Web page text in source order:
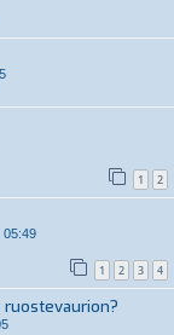
1 2
05:49
1 2 3 4